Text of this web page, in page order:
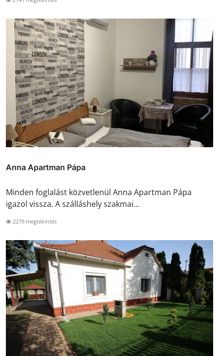
Anna Apartman Pápa
Minden foglalást közvetlenül Anna Apartman Pápa
igazol vissza. A szálláshely szakmai...
2279 megtekintés